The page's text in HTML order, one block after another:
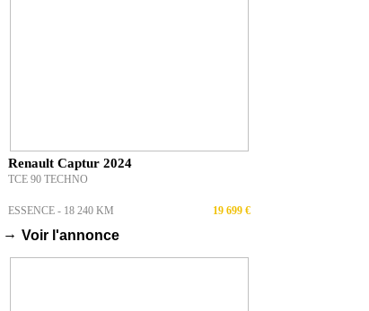
Renault Captur 2024
TCE 90 TECHNO
ESSENCE - 18 240 KM 19 699 €
→ Voir l'annonce